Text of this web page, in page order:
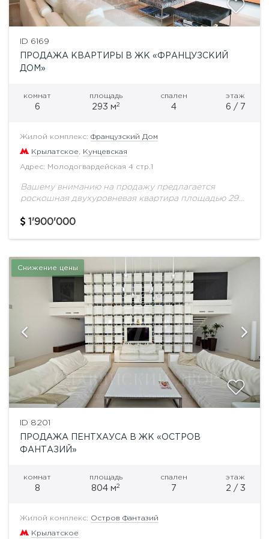
ID 6169
ПРОДАЖА КВАРТИРЫ В ЖК «ФРАНЦУЗСКИЙ
ДОМ»
комнат
6
площадь
293 м2
спален
4
этаж
6 / 7
Жилой комплекс: Французский Дом
Крылатское Кунцевская
Адрес: Молодогвардейская 4 стр.1
Вашему вниманию на продажу предлагается
роскошная двухуровневая квартира площадью 293
уровень: кухня-столовая, гостиная, гостевая
1'900'000
Снижение цены
ID 8201
ПРОДАЖА ПЕНТХАУСА В ЖК «ОСТРОВ
ФАНТАЗИЙ»
комнат
8
площадь
804 м2
спален
7
этаж
2 / 3
Жилой комплекс: Остров Фантазий
Крылатское